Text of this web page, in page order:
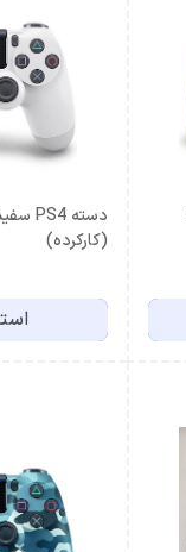
(کارکرده)